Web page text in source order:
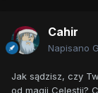
Cahir
Napisano
Jak sądzisz, czy
od magii Celestii?